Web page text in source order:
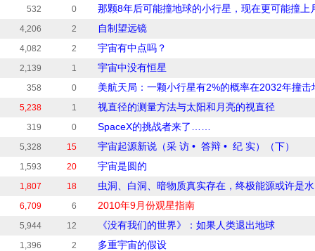
532 0 那颗8年后可能撞地球的小行星，现在更可能撞上
4,206 2 自制望远镜
4,082 2 宇宙有中点吗？
2,139 1 宇宙中没有恒星
358 0 美航天局：一颗小行星有2%的概率在2032年撞击
5,238 1 视直径的测量方法与太阳和月亮的视直径
319 0 SpaceX的挑战者来了……
5,328 15 宇宙起源新说（采 访 • 答辩 • 纪 实）（下）
1,593 20 宇宙是圆的
1,807 18 虫洞、白洞、暗物质真实存在，终极能源或许是
6,709 6 2010年9月份观星指南
5,944 12 《没有我们的世界》：如果人类退出地球
1,396 2 多重宇宙的假设